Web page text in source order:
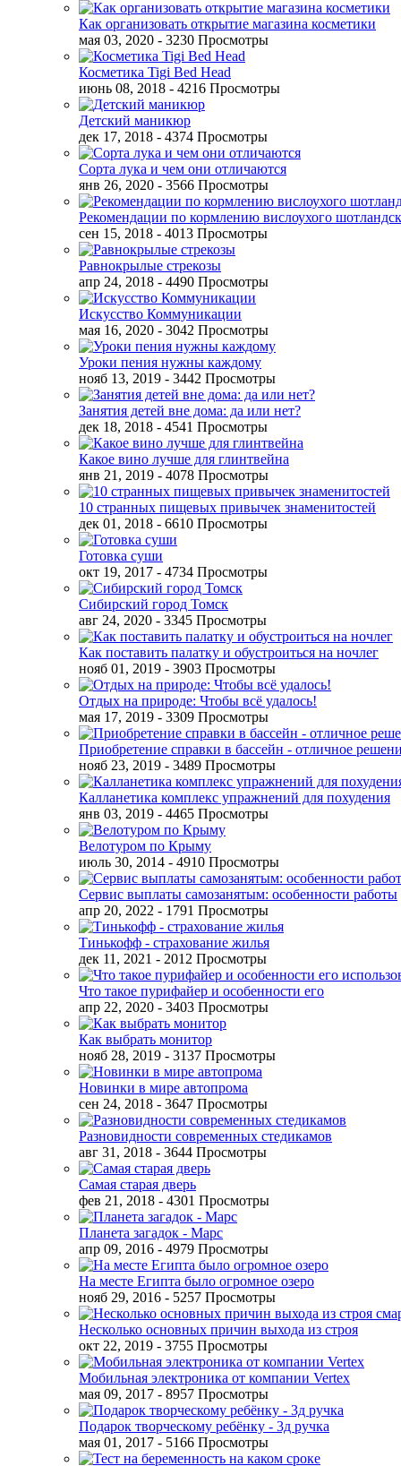
Как организовать открытие магазина косметики
мая 03, 2020 - 3230 Просмотры
Косметика Tigi Bed Head
июнь 08, 2018 - 4216 Просмотры
Детский маникюр
дек 17, 2018 - 4374 Просмотры
Сорта лука и чем они отличаются
янв 26, 2020 - 3566 Просмотры
Рекомендации по кормлению вислоухого
сен 15, 2018 - 4013 Просмотры
Равнокрылые стрекозы
апр 24, 2018 - 4490 Просмотры
Искусство Коммуникации
мая 16, 2020 - 3042 Просмотры
Уроки пения нужны каждому
нояб 13, 2019 - 3442 Просмотры
Занятия детей вне дома: да или нет?
дек 18, 2018 - 4541 Просмотры
Какое вино лучше для глинтвейна
янв 21, 2019 - 4078 Просмотры
10 странных пищевых привычек знаменитостей
дек 01, 2018 - 6610 Просмотры
Готовка суши
окт 19, 2017 - 4734 Просмотры
Сибирский город Томск
авг 24, 2020 - 3345 Просмотры
Как поставить палатку и обустроиться на ночлег
нояб 01, 2019 - 3903 Просмотры
Отдых на природе: Чтобы всё удалось!
мая 17, 2019 - 3309 Просмотры
Приобретение справки в бассейн - отличное
нояб 23, 2019 - 3489 Просмотры
Калланетика комплекс упражнений для похудения
янв 03, 2019 - 4465 Просмотры
Велотуром по Крыму
июль 30, 2014 - 4910 Просмотры
Сервис выплаты самозанятым: особенности работы
апр 20, 2022 - 1791 Просмотры
Тинькофф - страхование жилья
дек 11, 2021 - 2012 Просмотры
Что такое пурифайер и особенности его
апр 22, 2020 - 3403 Просмотры
Как выбрать монитор
нояб 28, 2019 - 3137 Просмотры
Новинки в мире автопрома
сен 24, 2018 - 3647 Просмотры
Разновидности современных стедикамов
авг 31, 2018 - 3644 Просмотры
Самая старая дверь
фев 21, 2018 - 4301 Просмотры
Планета загадок - Марс
апр 09, 2016 - 4979 Просмотры
На месте Египта было огромное озеро
нояб 29, 2016 - 5257 Просмотры
Несколько основных причин выхода из строя
окт 22, 2019 - 3755 Просмотры
Мобильная электроника от компании Vertex
мая 09, 2017 - 8957 Просмотры
Подарок творческому ребёнку - 3д ручка
мая 01, 2017 - 5166 Просмотры